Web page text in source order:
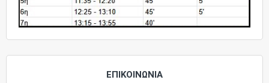
ΕΠΙΚΟΙΝΩΝΙΑ